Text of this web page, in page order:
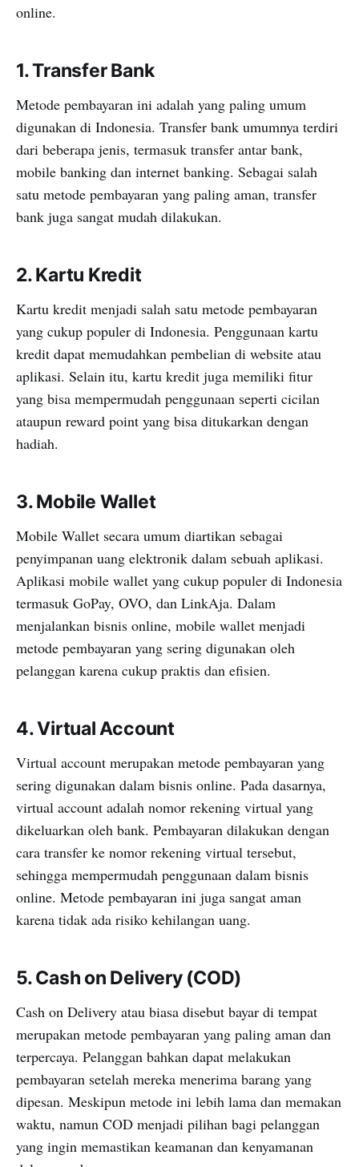
online.
1. Transfer Bank
Metode pembayaran ini adalah yang paling umum
digunakan di Indonesia. Transfer bank umumnya terdiri
dari beberapa jenis, termasuk transfer antar bank,
mobile banking dan internet banking. Sebagai salah
satu metode pembayaran yang paling aman, transfer
bank juga sangat mudah dilakukan.
2. Kartu Kredit
Kartu kredit menjadi salah satu metode pembayaran
yang cukup populer di Indonesia. Penggunaan kartu
kredit dapat memudahkan pembelian di website atau
aplikasi. Selain itu, kartu kredit juga memiliki fitur
yang bisa mempermudah penggunaan seperti cicilan
ataupun reward point yang bisa ditukarkan dengan
hadiah.
3. Mobile Wallet
Mobile Wallet secara umum diartikan sebagai
penyimpanan uang elektronik dalam sebuah aplikasi.
Aplikasi mobile wallet yang cukup populer di Indonesia
termasuk GoPay, OVO, dan LinkAja. Dalam
menjalankan bisnis online, mobile wallet menjadi
metode pembayaran yang sering digunakan oleh
pelanggan karena cukup praktis dan efisien.
4. Virtual Account
Virtual account merupakan metode pembayaran yang
sering digunakan dalam bisnis online. Pada dasarnya,
virtual account adalah nomor rekening virtual yang
dikeluarkan oleh bank. Pembayaran dilakukan dengan
cara transfer ke nomor rekening virtual tersebut,
sehingga mempermudah penggunaan dalam bisnis
online. Metode pembayaran ini juga sangat aman
karena tidak ada risiko kehilangan uang.
5. Cash on Delivery (COD)
Cash on Delivery atau biasa disebut bayar di tempat
merupakan metode pembayaran yang paling aman dan
terpercaya. Pelanggan bahkan dapat melakukan
pembayaran setelah mereka menerima barang yang
dipesan. Meskipun metode ini lebih lama dan memakan
waktu, namun COD menjadi pilihan bagi pelanggan
yang ingin memastikan keamanan dan kenyamanan